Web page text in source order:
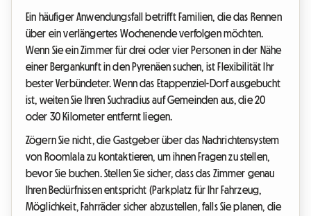
Ein häufiger Anwendungsfall betrifft Familien, die das Rennen
über ein verlängertes Wochenende verfolgen möchten.
Wenn Sie ein Zimmer für drei oder vier Personen in der Nähe
einer Bergankunft in den Pyrenäen suchen, ist Flexibilität Ihr
bester Verbündeter. Wenn das Etappenziel-Dorf ausgebucht
ist, weiten Sie Ihren Suchradius auf Gemeinden aus, die 20
oder 30 Kilometer entfernt liegen.
Zögern Sie nicht, die Gastgeber über das Nachrichtensystem
von Roomlala zu kontaktieren, um ihnen Fragen zu stellen,
bevor Sie buchen. Stellen Sie sicher, dass das Zimmer genau
Ihren Bedürfnissen entspricht (Parkplatz für Ihr Fahrzeug,
Möglichkeit, Fahrräder sicher abzustellen, falls Sie planen, die